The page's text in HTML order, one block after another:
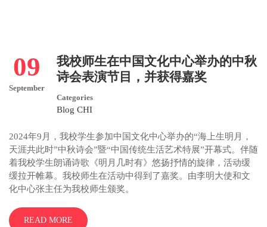
09
September
我校师生在中国文化中心举办的中秋
诗会表演节目，并获得嘉奖
Categories
Blog CHI
2024年9月，我校学生参加中国文化中心举办的“海上生明月，
天涯共此时”中秋诗会”暨“中国传统生活艺术特展”开幕式。伴随
着我校学生朗诵诗歌《明月几时有》悠扬抒情的旋律，活动缓
缓拉开帷幕。我校师生在活动中得到了嘉奖。由李明大使和文
化中心张主任为我校师生颁奖。
READ MORE